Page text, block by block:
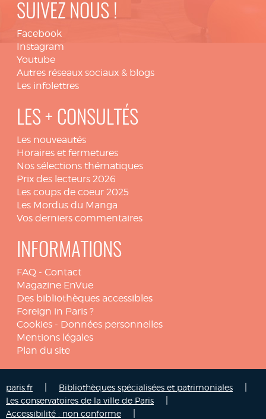
SUIVEZ NOUS !
Facebook
Instagram
Youtube
Autres réseaux sociaux & blogs
Les infolettres
LES + CONSULTÉS
Les nouveautés
Horaires et fermetures
Nos sélections thématiques
Prix des lecteurs 2026
Les coups de coeur 2025
Les Mordus du Manga
Vos derniers commentaires
INFORMATIONS
FAQ - Contact
Magazine EnVue
Des bibliothèques accessibles
Foreign in Paris ?
Cookies - Données personnelles
Mentions légales
Plan du site
paris.fr Bibliothèques spécialisées et patrimoniales
Les conservatoires de la ville de Paris
Accessibilité : non conforme